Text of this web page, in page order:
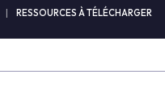
RESSOURCES À TÉLÉCHARGER